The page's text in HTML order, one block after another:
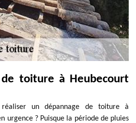
toiture à Heubecourt
réaliser un dépannage de toiture à
urgence ? Puisque la période de pluies